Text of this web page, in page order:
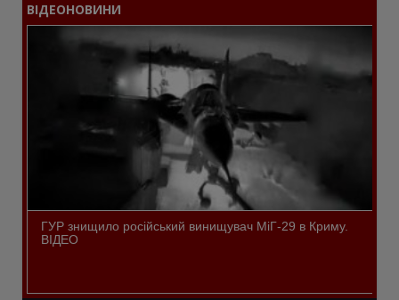
ВІДЕОНОВИНИ
ГУР знищило російський винищувач МіГ-29 в Криму.
ВІДЕО